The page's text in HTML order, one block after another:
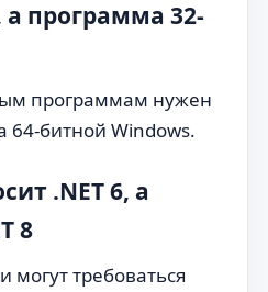
программа 32-
программам нужен
64-битной Windows.
.NET 6, а
8
могут требоваться